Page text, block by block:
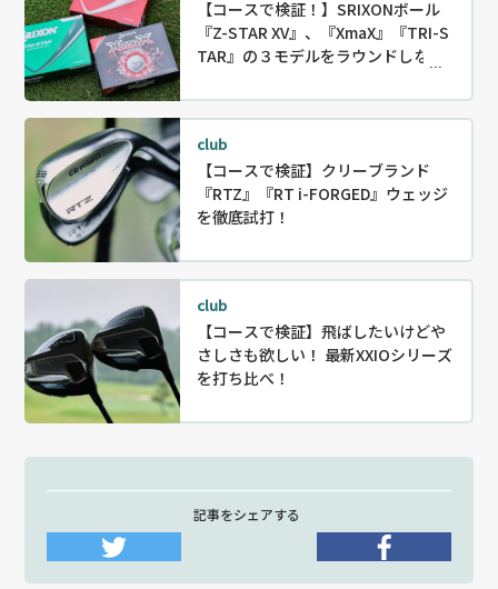
【コースで検証！】SRIXONボール
『Z-STAR XV』、『XmaX』『TRI-S
TAR』の３モデルをラウンドしなが
club
【コースで検証】クリーブランド
『RTZ』『RT i-FORGED』ウェッジ
を徹底試打！
club
【コースで検証】飛ばしたいけどや
さしさも欲しい！ 最新XXIOシリーズ
を打ち比べ！
記事をシェアする